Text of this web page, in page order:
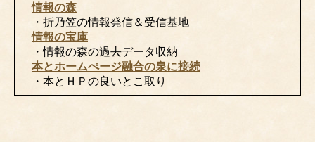
情報の森
・折乃笠の情報発信＆受信基地
情報の宝庫
・情報の森の過去データ収納
本とホームぺージ融合の泉に接続
・本とＨＰの良いとこ取り